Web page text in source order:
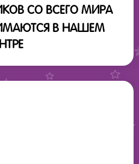
СО ВСЕГО МИРА
В НАШЕМ